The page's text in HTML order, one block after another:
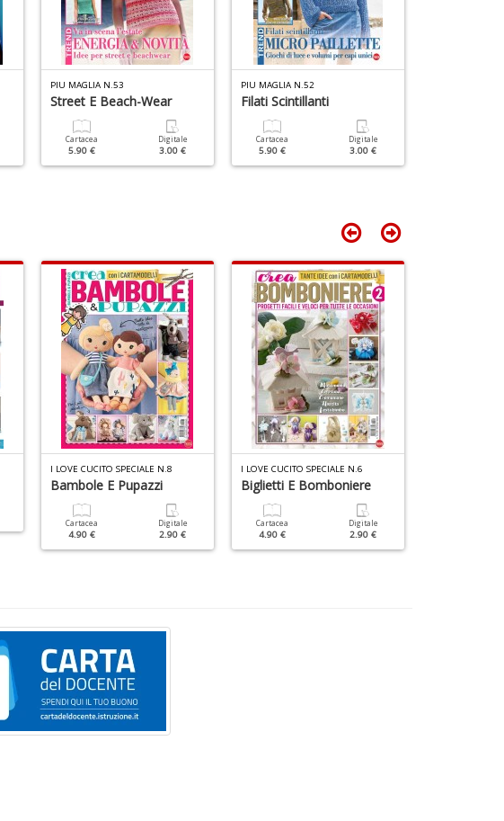
PIU MAGLIA N.53
Street E Beach-Wear
Cartacea
5.90 €
Digitale
3.00 €
PIU MAGLIA N.52
Filati Scintillanti
Cartacea
5.90 €
Digitale
3.00 €
I LOVE CUCITO SPECIALE N.8
Bambole E Pupazzi
Cartacea
4.90 €
Digitale
2.90 €
I LOVE CUCITO SPECIALE N.6
Biglietti E Bomboniere
Cartacea
4.90 €
Digitale
2.90 €